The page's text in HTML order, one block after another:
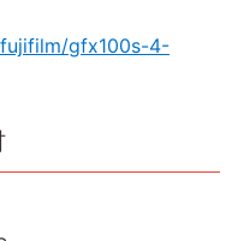
gfx100s-4-